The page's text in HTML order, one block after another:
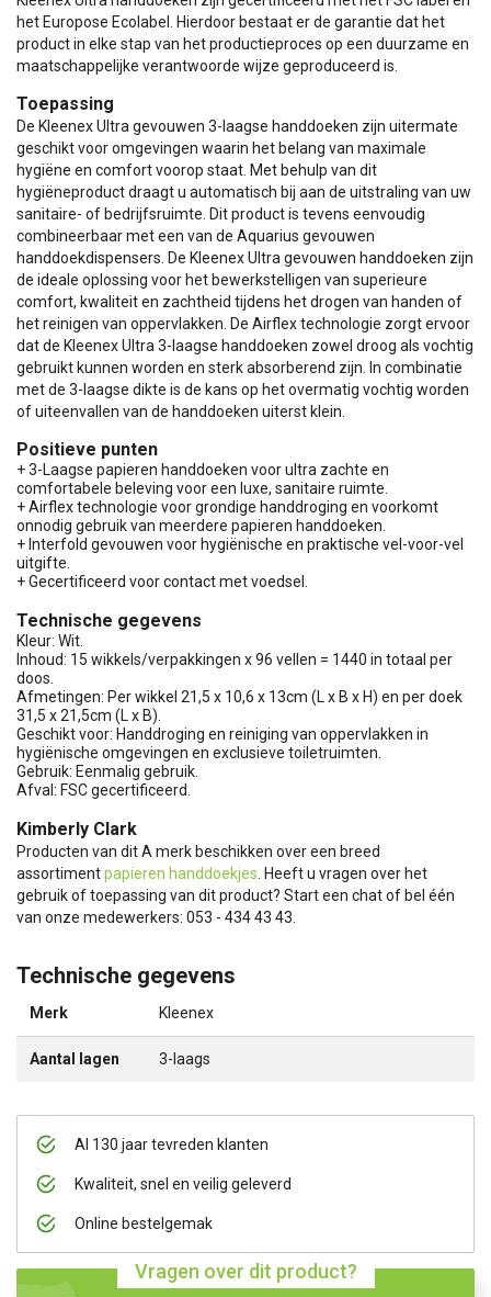
Al 130 jaar tevreden klanten
Kwaliteit, snel en veilig geleverd
Online bestelgemak
Vragen over dit product?
het Europose Ecolabel. Hierdoor bestaat er de garantie dat het
product in elke stap van het productieproces op een duurzame en
maatschappelijke verantwoorde wijze geproduceerd is.
Toepassing
De Kleenex Ultra gevouwen 3-laagse handdoeken zijn uitermate
geschikt voor omgevingen waarin het belang van maximale
hygiëne en comfort voorop staat. Met behulp van dit
hygiëneproduct draagt u automatisch bij aan de uitstraling van uw
sanitaire- of bedrijfsruimte. Dit product is tevens eenvoudig
combineerbaar met een van de Aquarius gevouwen
handdoekdispensers. De Kleenex Ultra gevouwen handdoeken zijn
de ideale oplossing voor het bewerkstelligen van superieure
comfort, kwaliteit en zachtheid tijdens het drogen van handen of
het reinigen van oppervlakken. De Airflex technologie zorgt ervoor
dat de Kleenex Ultra 3-laagse handdoeken zowel droog als vochtig
gebruikt kunnen worden en sterk absorberend zijn. In combinatie
met de 3-laagse dikte is de kans op het overmatig vochtig worden
of uiteenvallen van de handdoeken uiterst klein.
Positieve punten
+ 3-Laagse papieren handdoeken voor ultra zachte en
comfortabele beleving voor een luxe, sanitaire ruimte.
+ Airflex technologie voor grondige handdroging en voorkomt
onnodig gebruik van meerdere papieren handdoeken.
+ Interfold gevouwen voor hygiënische en praktische vel-voor-vel
uitgifte.
+ Gecertificeerd voor contact met voedsel.
Technische gegevens
Kleur: Wit.
Inhoud: 15 wikkels/verpakkingen x 96 vellen = 1440 in totaal per
doos.
Afmetingen: Per wikkel 21,5 x 10,6 x 13cm (L x B x H) en per doek
31,5 x 21,5cm (L x B).
Geschikt voor: Handdroging en reiniging van oppervlakken in
hygiënische omgevingen en exclusieve toiletruimten.
Gebruik: Eenmalig gebruik.
Afval: FSC gecertificeerd.
Kimberly Clark
Producten van dit A merk beschikken over een breed
assortimentpapieren handdoekjes . Heeft u vragen over het
gebruik of toepassing van dit product? Start een chat of bel één
van onze medewerkers: 053 - 434 43 43.
Technische gegevens
Merk Kleenex
Aantal lagen 3-laags